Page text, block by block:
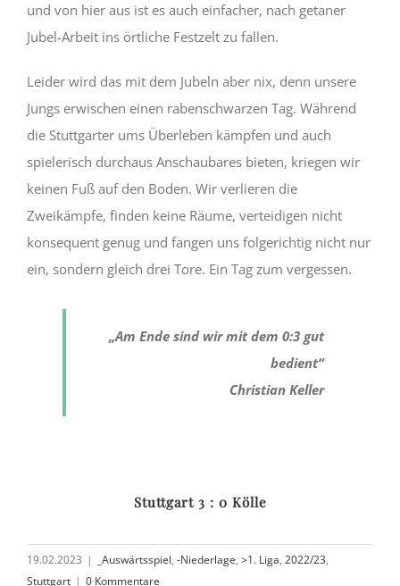
und von hier aus ist es auch einfacher, nach getaner
Jubel-Arbeit ins örtliche Festzelt zu fallen.
Leider wird das mit dem Jubeln aber nix, denn unsere
Jungs erwischen einen rabenschwarzen Tag. Während
die Stuttgarter ums Überleben kämpfen und auch
spielerisch durchaus Anschaubares bieten, kriegen wir
keinen Fuß auf den Boden. Wir verlieren die
Zweikämpfe, finden keine Räume, verteidigen nicht
konsequent genug und fangen uns folgerichtig nicht nur
ein, sondern gleich drei Tore. Ein Tag zum vergessen.
„Am Ende sind wir mit dem 0:3 gut
bedient“
Christian Keller
Stuttgart 3 : 0 Kölle
19.02.2023 | _Auswärtsspiel, -Niederlage, >1. Liga, 2022/23,
Stuttgart | 0 Kommentare